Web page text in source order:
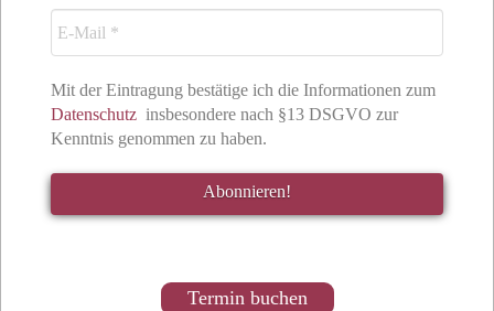
Mit der Eintragung bestätige ich die Informationen zum
Datenschutz insbesondere nach §13 DSGVO zur
Kenntnis genommen zu haben.
Termin buchen